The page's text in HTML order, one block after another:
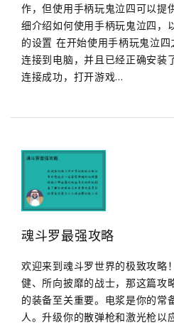
作，但使用手柄玩鬼泣四可以提
细介绍如何使用手柄玩鬼泣四，
的设置 在开始使用手柄玩鬼泣
连接到电脑，并且已经正确安装
连接成功，打开游戏...
魂斗罗最强攻略
欢迎来到魂斗罗世界的极致攻略
健、所向披靡的战士，那这篇攻
的装备至关重要。电浆是你的常
人。升级你的散弹枪和激光枪以